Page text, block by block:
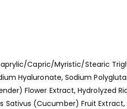
Capric/Myristic/Stearic
Hyaluronate, Sodium
Flower Extract, Hydrolyzed
Sativus (Cucumber) Fruit